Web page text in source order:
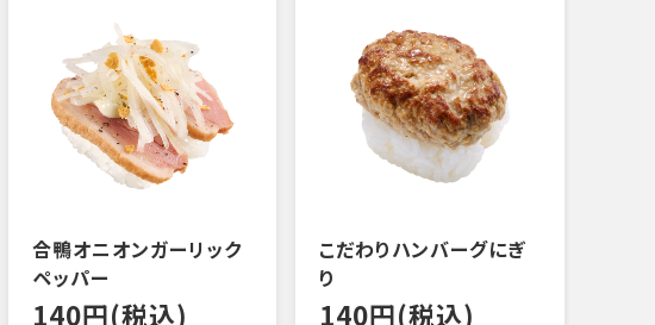
合鴨オニオンガーリック
ペッパー
140円(税込)
こだわりハンバーグにぎ
り
140円(税込)